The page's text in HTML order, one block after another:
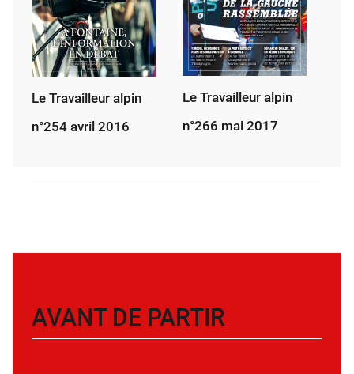
Le Travailleur alpin
n°254 avril 2016
Le Travailleur alpin
n°266 mai 2017
AVANT DE PARTIR